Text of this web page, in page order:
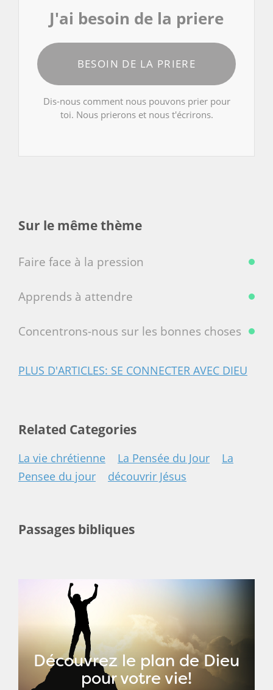
J'ai besoin de la priere
BESOIN DE LA PRIERE
Dis-nous comment nous pouvons prier pour
toi. Nous prierons et nous t'écrirons.
Sur le même thème
Faire face à la pression
Apprends à attendre
Concentrons-nous sur les bonnes choses
PLUS D'ARTICLES: SE CONNECTER AVEC DIEU
Related Categories
La vie chrétienne La Pensée du Jour
La
Pensee du jour
découvrir Jésus
Passages bibliques
Découvrez le plan de Dieu
pour votre vie!